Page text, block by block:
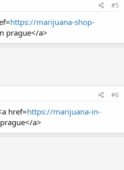
#5
https://marijuana-shop-
prague</a>
#6
href=https://marijuana-in-
a>